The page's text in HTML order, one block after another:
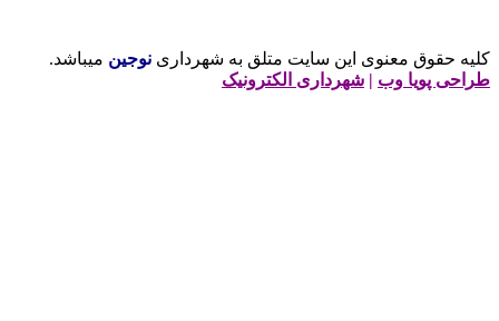
حقوق معنوی این سایت متلق به شهردارینوجینمیباشد.
پویا وب| شهرداری الکترونیک